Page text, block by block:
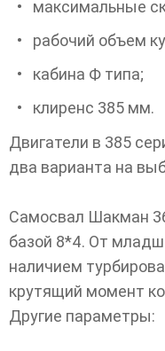
максимальные
рабочий объем
кабина Ф типа;
клиренс 385 мм.
Двигатели в 385
два варианта на
Самосвал Шакман
базой 8*4. От
наличием
крутящий момент
Другие параметры: